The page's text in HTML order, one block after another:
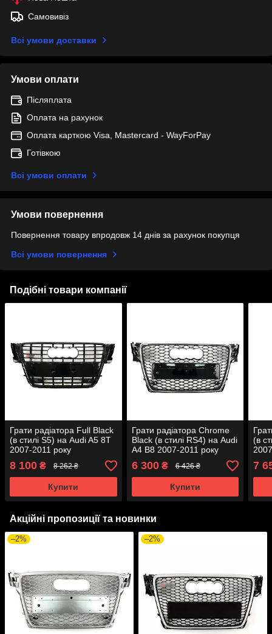
Самовивіз
Всі умови доставки
Умови оплати
Післяплата
Оплата на рахунок
Оплата карткою Visa, Mastercard - WayForPay
Готівкою
Всі умови оплати
Умови повернення
Повернення товару впродовж 14 днів за рахунок покупця
Всі умови повернення
Подібні товари компанії
Грати радіатора Full Black
(в стилі S5) на Audi A5 8T
2007-2011 року
8 100 ₴ 8 262 ₴
Купити
Грати радіатора Chrome
Black (в стилі RS4) на Audi
A4 B8 2007-2011 року
6 300₴ 6 426 ₴
Купити
(в
7
Акційні пропозиції та новинки
–2% –2%